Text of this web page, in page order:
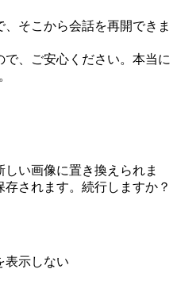
そこから会話を再開できま
、ご安心ください。本当に
い画像に置き換えられま
されます。続行しますか？
表示しない